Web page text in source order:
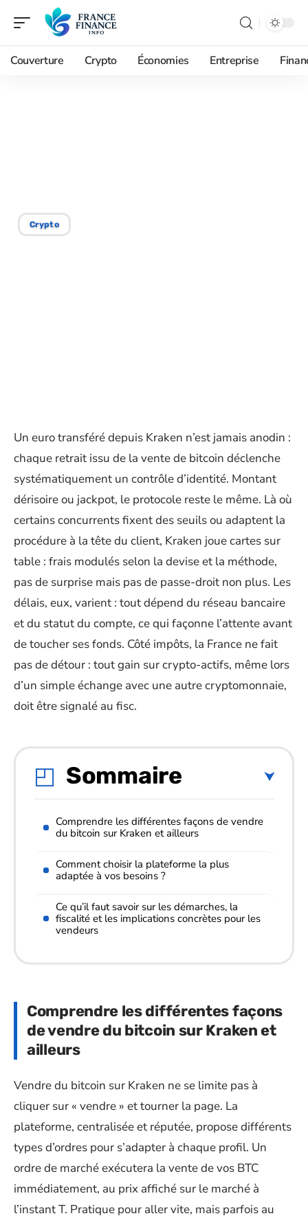
Couverture Crypto Économies Entreprise
Crypto
Un euro transféré depuis Kraken n’est jamais anodin :
chaque retrait issu de la vente de bitcoin déclenche
systématiquement un contrôle d’identité. Montant
dérisoire ou jackpot, le protocole reste le même. Là où
certains concurrents fixent des seuils ou adaptent la
procédure à la tête du client, Kraken joue cartes sur
table : frais modulés selon la devise et la méthode,
pas de surprise mais pas de passe-droit non plus. Les
délais, eux, varient : tout dépend du réseau bancaire
et du statut du compte, ce qui façonne l’attente avant
de toucher ses fonds. Côté impôts, la France ne fait
pas de détour : tout gain sur crypto-actifs, même lors
d’un simple échange avec une autre cryptomonnaie,
doit être signalé au fisc.
Sommaire
Comprendre les différentes façons de vendre
du bitcoin sur Kraken et ailleurs
Comment choisir la plateforme la plus
adaptée à vos besoins ?
Ce qu’il faut savoir sur les démarches, la
fiscalité et les implications concrètes pour les
vendeurs
Comprendre les différentes façons
de vendre du bitcoin sur Kraken et
ailleurs
Vendre du bitcoin sur Kraken ne se limite pas à
cliquer sur « vendre » et tourner la page. La
plateforme, centralisée et réputée, propose différents
types d’ordres pour s’adapter à chaque profil. Un
ordre de marché exécutera la vente de vos BTC
immédiatement, au prix affiché sur le marché à
l’instant T. Pratique pour aller vite, mais parfois au